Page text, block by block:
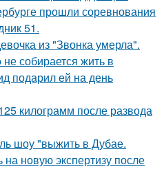
прошли соревнования
51.
из "Звонка умерла".
собирается жить в
подарил ей на день
килограмм после развода
шоу "выжить в Дубае.
на новую экспертизу после